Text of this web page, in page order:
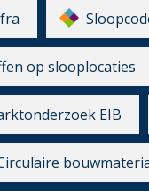
op slooplocaties
EIB